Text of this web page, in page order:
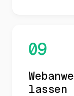
09
lassen